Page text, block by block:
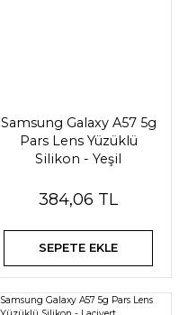
Samsung Galaxy A57 5g
Pars Lens Yüzüklü
Silikon - Yeşil
384,06 TL
SEPETE EKLE